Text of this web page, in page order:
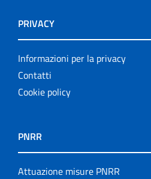
PRIVACY
Informazioni per la privacy
Contatti
Cookie policy
PNRR
Attuazione misure PNRR